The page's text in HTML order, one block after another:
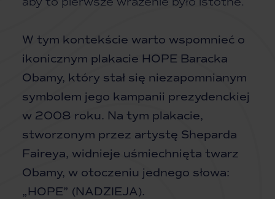
W tym kontekście warto wspomnieć o
ikonicznym plakacie HOPE Baracka
Obamy, który stał się niezapomnianym
symbolem jego kampanii prezydenckiej
w 2008 roku. Na tym plakacie,
stworzonym przez artystę Sheparda
Faireya, widnieje uśmiechnięta twarz
Obamy, w otoczeniu jednego słowa:
„HOPE” (NADZIEJA).